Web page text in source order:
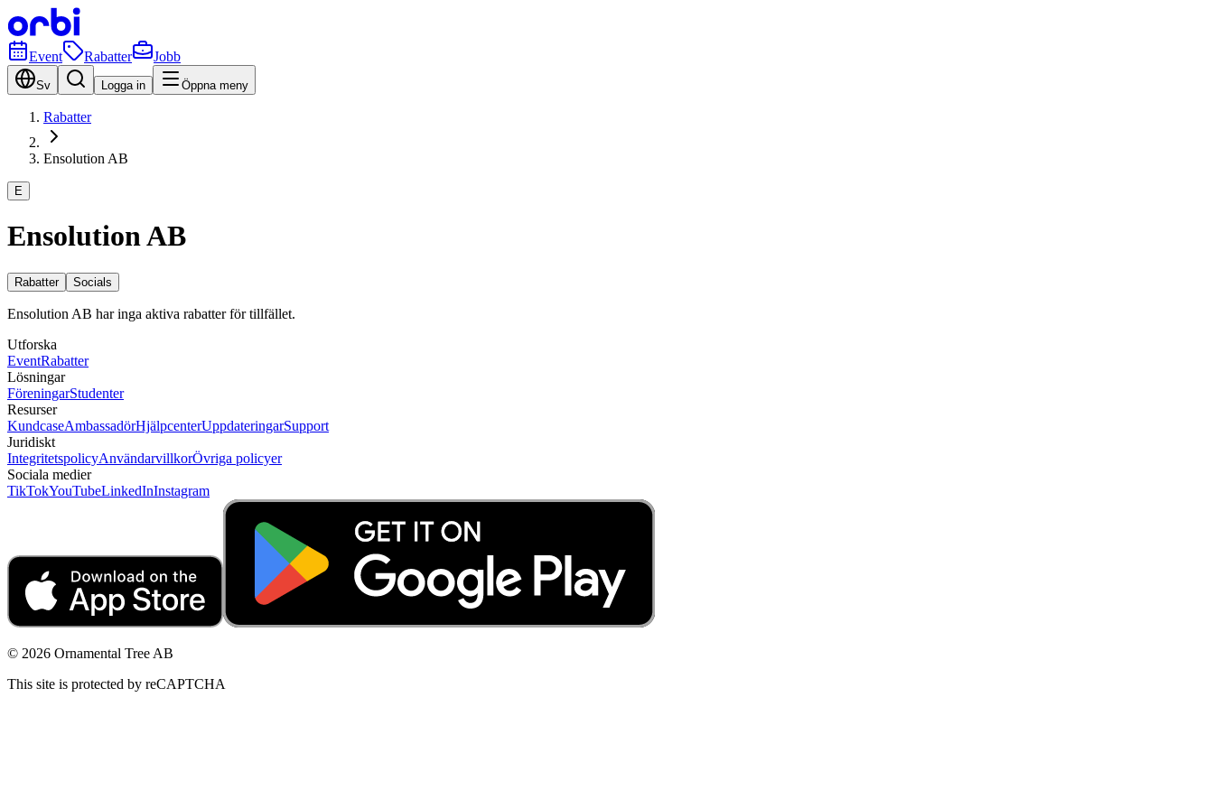
Event Rabatter Jobb
Sv Logga in Öppna meny
Rabatter
Ensolution AB
E
Ensolution AB
Rabatter Socials
Ensolution AB har inga aktiva rabatter för tillfället.
Utforska
EventRabatter
Lösningar
FöreningarStudenter
Resurser
KundcaseAmbassadörHjälpcenterUppdateringarSupport
Juridiskt
IntegritetspolicyAnvändarvillkorÖvriga policyer
Sociala medier
TikTokYouTubeLinkedInInstagram
© 2026 Ornamental Tree AB
This site is protected by reCAPTCHA